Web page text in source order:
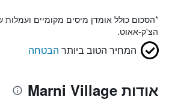
*הסכום כולל אומדן מיסים מקומיים
הצ'ק-אאוט.
המחיר הטוב ביותר הבטחה
אודות Marni Village